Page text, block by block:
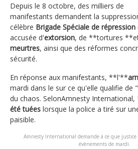
Depuis le 8 octobre, des milliers de
manifestants demandent la
célèbre Brigade Spéciale de répression
accusée d'extorsion, de **tortures
meurtres, ainsi que des réformes
sécurité.
En réponse aux manifestants, **l'**
mardi dans le sur ce qu'elle qualifie
du chaos. SelonAmnesty International,
été tuées lorsque la police a tiré sur
paisible.
Amnesty International demande à ce que justice
évènements de mardi.